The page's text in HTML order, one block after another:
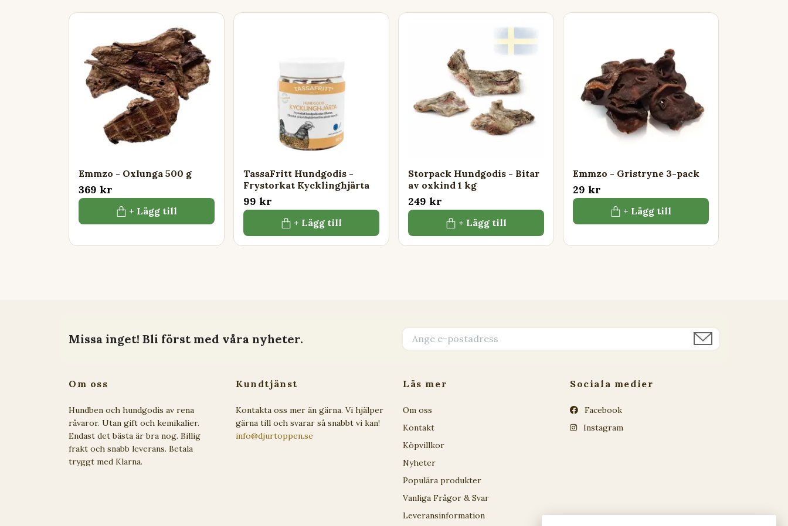
Emmzo - Oxlunga 500 g
369 kr
+ Lägg till
TassaFritt Hundgodis -
Frystorkat Kycklinghjärta
99 kr
+ Lägg till
Storpack Hundgodis - Bitar
av oxkind 1 kg
249 kr
+ Lägg till
Emmzo - Gristryne 3-pack
29 kr
+ Lägg till
Missa inget! Bli först med våra nyheter.
Om oss
Hundben och hundgodis av rena
råvaror. Utan gift och kemikalier.
Endast det bästa är bra nog. Billig
frakt och snabb leverans. Betala
tryggt med Klarna.
Kundtjänst
Kontakta oss mer än gärna. Vi hjälper
gärna till och svarar så snabbt vi kan!
info@djurtoppen.se
Läs mer
Om oss
Kontakt
Köpvillkor
Nyheter
Populära produkter
Vanliga Frågor & Svar
Leveransinformation
Sociala medier
Facebook
Instagram